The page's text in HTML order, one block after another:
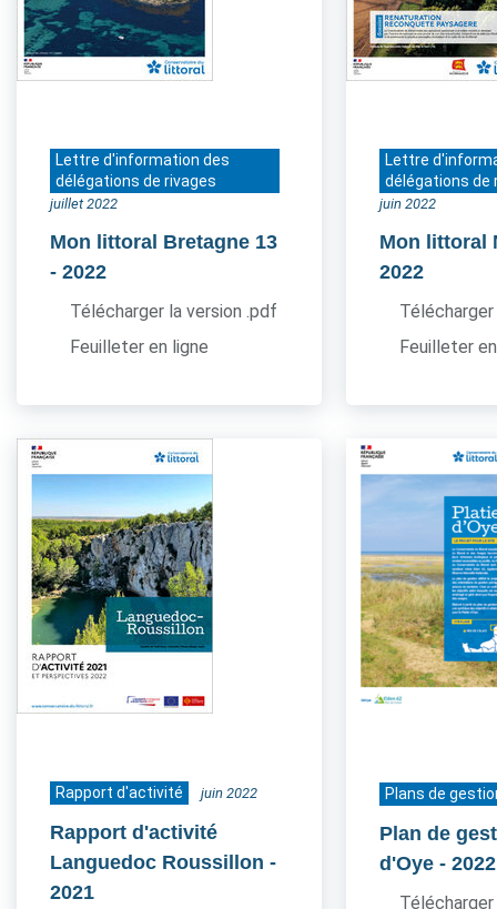
Lettre d'information des
délégations de rivages
juillet 2022
Mon littoral Bretagne 13
- 2022
Télécharger la version .pdf
Feuilleter en ligne
Lettre
délégations de
juin 2022
Mon littoral
2022
Feuilleter
Rapport d'activité juin 2022
Rapport d'activité
Languedoc Roussillon -
2021
Plans de
Plan de
d'Oye - 2022